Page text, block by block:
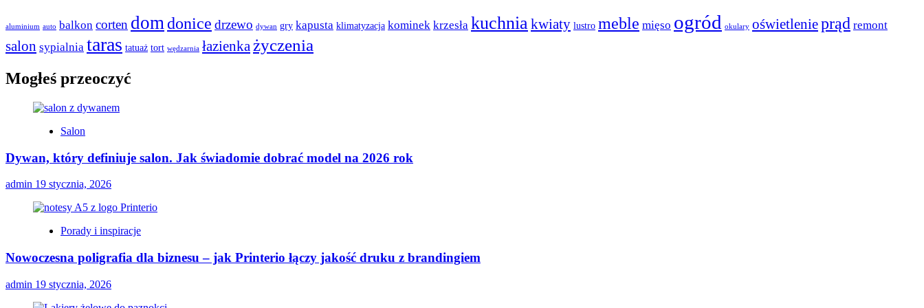
aluminium auto balkon corten domdonice drzewo dywan gry kapusta klimatyzacja kominek krzesła kuchniakwiaty lustro meble mięso ogród okulary oświetlenieprąd remont
salon sypialnia taras tatuaż tort wędzarnia łazienka życzenia
Mogłeś przeoczyć
Salon
Dywan, który definiuje salon. Jak świadomie dobrać model na 2026 rok
admin 19 stycznia, 2026
Porady i inspiracje
Nowoczesna poligrafia dla biznesu – jak Printerio łączy jakość druku z brandingiem
admin 19 stycznia, 2026